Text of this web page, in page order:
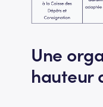
Une
hauteur